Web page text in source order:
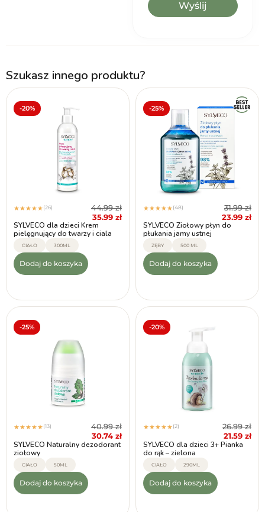
Szukasz innego produktu?
-20%
★★★★★(26) 44.99zł
35.99 zł
SYLVECO dla dzieci Krem
pielęgnujący do twarzy i ciala
CIAŁO 300ML
Dodaj do koszyka
-25%
★★★★★(48) 31.99zł
23.99 zł
SYLVECO Ziołowy płyn do
płukania jamy ustnej
ZĘBY 500 ML
Dodaj do koszyka
-25%
★★★★★(13) 40.99zł
30.74 zł
SYLVECO Naturalny dezodorant
ziołowy
CIAŁO 50ML
Dodaj do koszyka
-20%
★★★★★(2) 26.99zł
21.59 zł
SYLVECO dla dzieci 3+ Pianka
do rąk – zielona
CIAŁO 290ML
Dodaj do koszyka